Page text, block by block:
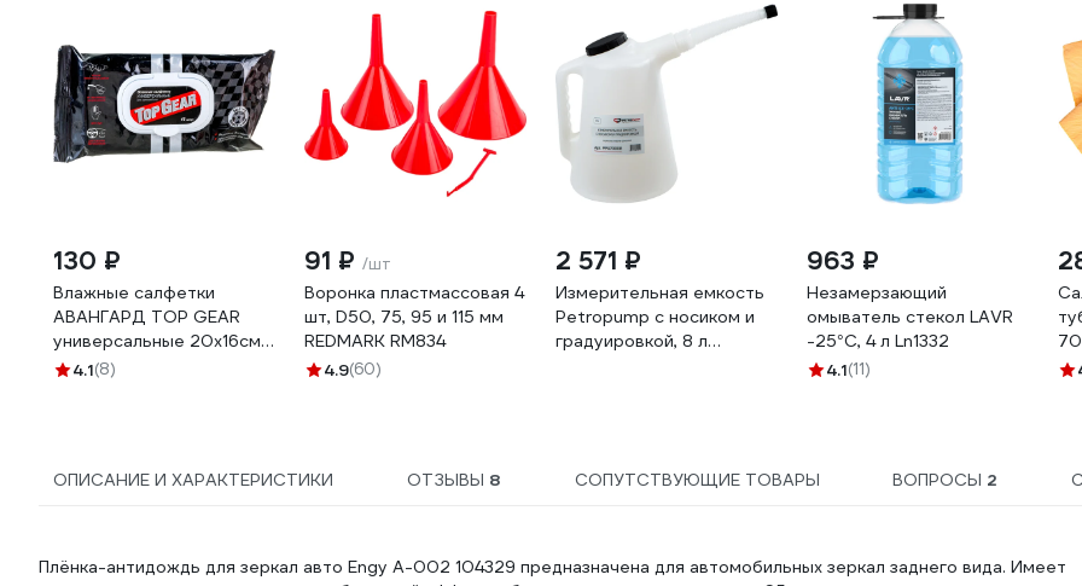
130 ₽
Влажные салфетки
АВАНГАРД TOP GEAR
универсальные 20х16см
45шт TG-30107
4.1(8)
91 ₽ /шт
Воронка пластмассовая 4
шт, D50, 75, 95 и 115 мм
REDMARK RM834
4.9(60)
2 571 ₽
Измерительная емкость
Petropump с носиком и
градуировкой, 8 л
963 ₽
Незамерзающий
омыватель стекол LAVR
-25°С, 4 л Ln1332
4.1(11)
ОПИСАНИЕ И ХАРАКТЕРИСТИКИ ОТЗЫВЫ 8 СОПУТСТВУЮЩИЕ ТОВАРЫ ВОПРОСЫ 2
Плёнка-антидождь для зеркал авто Engy A-002 104329 предназначена для автомобильных зеркал заднего вида. Имеет